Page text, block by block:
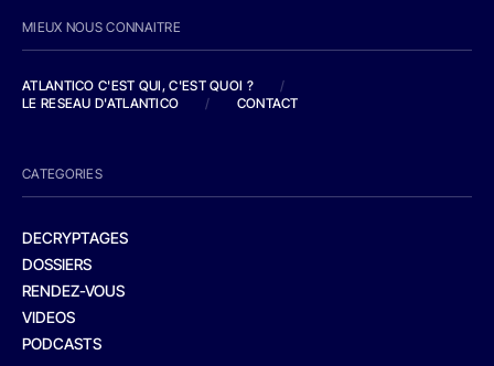
MIEUX NOUS CONNAITRE
ATLANTICO C'EST QUI, C'EST QUOI ?
/
LE RESEAU D'ATLANTICO
/ CONTACT
CATEGORIES
DECRYPTAGES
DOSSIERS
RENDEZ-VOUS
VIDEOS
PODCASTS